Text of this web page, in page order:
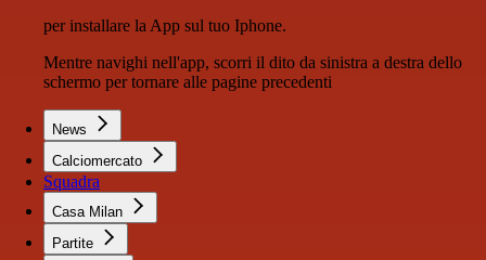
per installare la App sul tuo Iphone.
Mentre navighi nell'app, scorri il dito da sinistra a destra dello
schermo per tornare alle pagine precedenti
News
Calciomercato
Squadra
Casa Milan
Partite